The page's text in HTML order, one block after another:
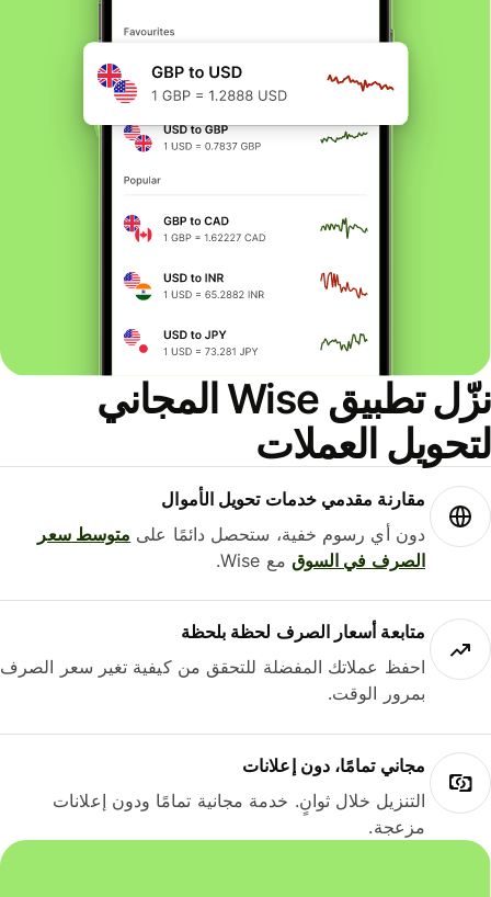
نزّل تطبيق Wise المجاني
العملات
مقارنة مقدمي خدمات تحويل الأموال
دون أي رسوم خفية، ستحصل دائمًا علىمتوسط ​​سعر
الصرف في السوقمع Wise.
متابعة أسعار الصرف لحظة بلحظة
احفظ عملاتك المفضلة للتحقق من كيفية تغير سعر الصرف
بمرور الوقت.
مجاني تمامًا، دون إعلانات
التنزيل خلال ثوانٍ. خدمة مجانية تمامًا ودون إعلانات
مزعجة.